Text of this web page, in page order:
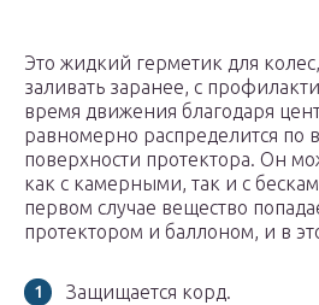
Это жидкий герметик для
заливать заранее, с
время движения благодаря
равномерно распределится по
поверхности протектора. Он
как с камерными, так и с
первом случае вещество
протектором и баллоном, и в
Защищается корд.